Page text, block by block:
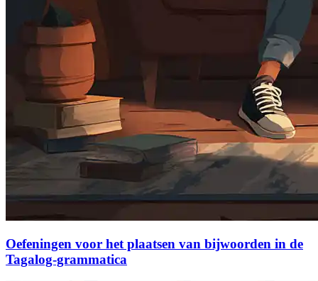
Oefeningen voor het plaatsen van bijwoorden in de
Tagalog-grammatica